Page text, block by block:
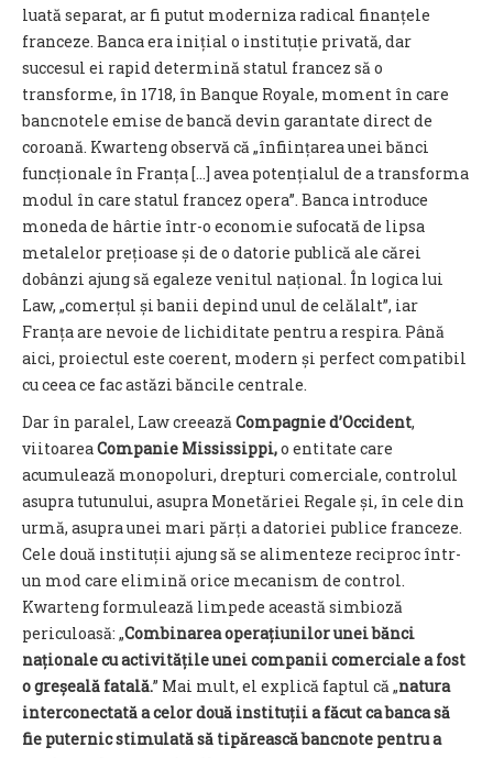
luată separat, ar fi putut moderniza radical finanțele
franceze. Banca era inițial o instituție privată, dar
succesul ei rapid determină statul francez să o
transforme, în 1718, în Banque Royale, moment în care
bancnotele emise de bancă devin garantate direct de
coroană. Kwarteng observă că „înființarea unei bănci
funcționale în Franța […] avea potențialul de a transforma
modul în care statul francez opera”. Banca introduce
moneda de hârtie într-o economie sufocată de lipsa
metalelor prețioase și de o datorie publică ale cărei
dobânzi ajung să egaleze venitul național. În logica lui
Law, „comerțul și banii depind unul de celălalt”, iar
Franța are nevoie de lichiditate pentru a respira. Până
aici, proiectul este coerent, modern și perfect compatibil
cu ceea ce fac astăzi băncile centrale.
Dar în paralel, Law creeazăCompagnie d’Occident,
viitoareaCompanie Mississippi,o entitate care
acumulează monopoluri, drepturi comerciale, controlul
asupra tutunului, asupra Monetăriei Regale și, în cele din
urmă, asupra unei mari părți a datoriei publice franceze.
Cele două instituții ajung să se alimenteze reciproc într-
un mod care elimină orice mecanism de control.
Kwarteng formulează limpede această simbioză
periculoasă: „Combinarea operațiunilor unei bănci
naționale cu activitățile unei companii comerciale a fost
o greșeală fatală.” Mai mult, el explică faptul că „natura
interconectată a celor două instituții a făcut ca banca să
fie puternic stimulată să tipărească bancnote pentru a